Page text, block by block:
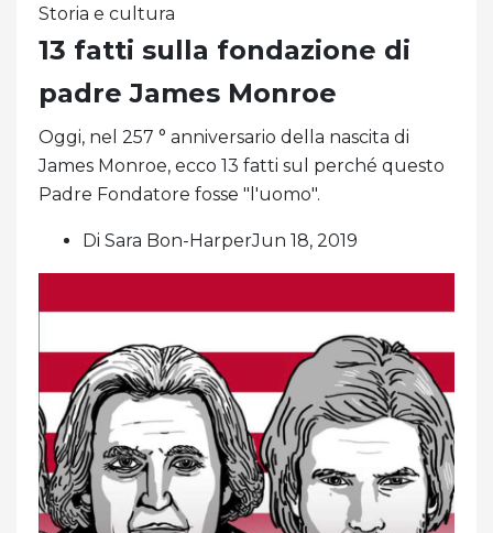
Storia e cultura
13 fatti sulla fondazione di
padre James Monroe
Oggi, nel 257 ° anniversario della nascita di
James Monroe, ecco 13 fatti sul perché questo
Padre Fondatore fosse "l'uomo".
Di Sara Bon-HarperJun 18, 2019